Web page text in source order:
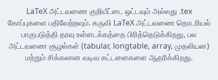
LaTeX அட்டவணை குறியீட்டை ஒட்டவும் அல்லது .tex
கோப்புகளை பதிவேற்றவும். கருவி LaTeX அட்டவணை தொடரியல்
பாகுபடுத்தி தரவு உள்ளடக்கத்தை பிரித்தெடுக்கிறது, பல
அட்டவணை சூழல்கள் (tabular, longtable, array, முதலியன)
மற்றும் சிக்கலான வடிவ கட்டளைகளை ஆதரிக்கிறது.